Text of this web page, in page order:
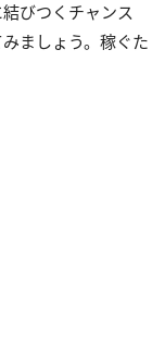
びつくチャンス
ましょう。稼ぐた